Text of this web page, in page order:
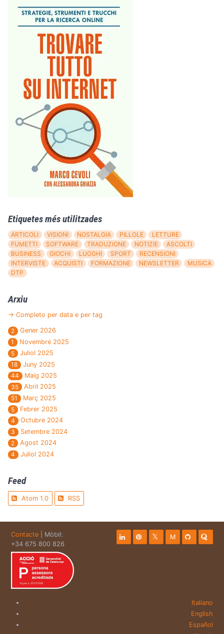
Etiquetes més utilitzades
ARTICOLI VISIONI NOSTALGIA PILLOLE
LETTURE
FUMETTI
SOFTWARE TRADUZIONE NOTIZIE
ASCOLTI
BUSINESS
GIOCHI LUOGHI SPORT
RECENSIONI
INTERVISTE
ACQUISTI FORMAZIONE NEWSLETTER
MUSICA
DTP
Arxiu
→ Completo per data e per tag
2
Gener 2026
1
Novembre 2025
5
Juliol 2025
18
Juny 2025
44
Maig 2025
35
Abril 2025
51
Març 2025
5
Febrer 2025
4
Octubre 2024
3
Setembre 2024
2
Agost 2024
4
Juliol 2024
Feed
Atom 1.0 RSS
Contacte | Mòbil:
+34 675 800 826
M
Italiano
English
Español